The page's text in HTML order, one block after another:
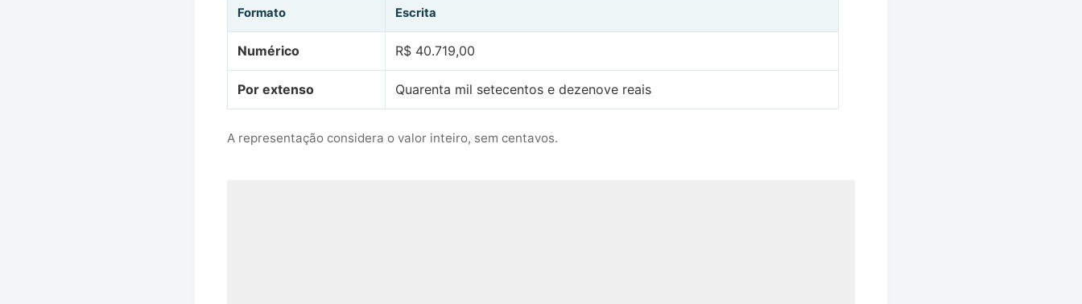
Formato Escrita
Numérico R$ 40.719,00
Por extenso Quarenta mil setecentos e dezenove reais
A representação considera o valor inteiro, sem centavos.